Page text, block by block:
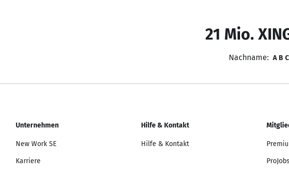
21 Mio.
Nachname: A B C
Unternehmen
New Work SE
Karriere
Hilfe & Kontakt
Hilfe & Kontakt
ProJobs